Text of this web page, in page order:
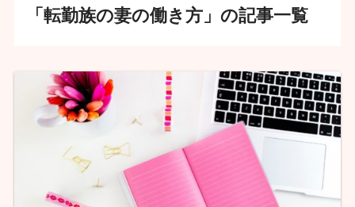
「転勤族の妻の働き方」の記事一覧